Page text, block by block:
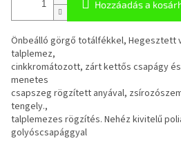
Hozzáadás a
Önbeálló görgő totálfékkel, Hegesztett
talplemez,
cinkkromátozott, zárt kettős csapágy
menetes
csapszeg rögzített anyával,
tengely.,
talplemezes rögzítés. Nehéz kivitelű
golyóscsapággyal